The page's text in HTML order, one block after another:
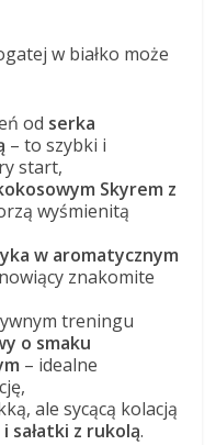
w białko może
od serka
– to szybki i
start,
Skyrem z
wyśmienitą
w aromatycznym
znakomite
treningu
o smaku
– idealne
ale sycącą kolacją
sałatki z rukolą.